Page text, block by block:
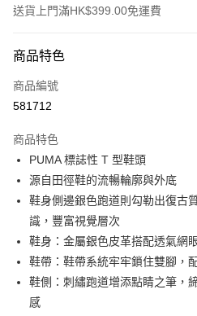
送貨上門滿HK$399.00免運費
信用卡
線上付款
Alipay, PayMe, WeChat Pay, UnionPay,
送貨方式
單筆訂單淨值滿$399可享免運費優惠
每筆HK$30.00，滿HK$399.00或以
滿$599可享澳門免運費優惠
商品特色
商品編號
581712
商品特色
PUMA 標誌性 T 型鞋頭
源自田徑鞋的流暢輪廓與外底
鞋身側邊銀色跑道則勾勒出復古
識，豐富視覺層次
鞋身：金屬銀色皮革搭配透氣網
鞋帶：鞋帶系統牢牢鎖住雙腳，
鞋側：刺繡跑道增添點睛之筆，
感